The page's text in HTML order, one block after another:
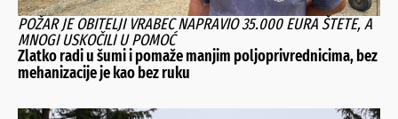
POŽAR JE OBITELJI VRABEC NAPRAVIO 35.000 EURA ŠTETE, A
MNOGI USKOČILI U POMOĆ
Zlatko radi u šumi i pomaže manjim poljoprivrednicima, bez
mehanizacije je kao bez ruku